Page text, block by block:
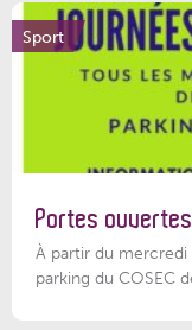
Sport
Portes
À partir du
parking du COSEC